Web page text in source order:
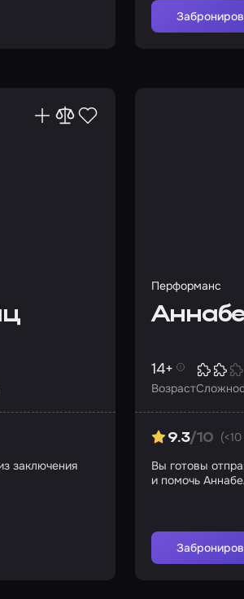
заключения
Перформанс
Возраст
14+
9.3/10
Вы готовы
и помочь